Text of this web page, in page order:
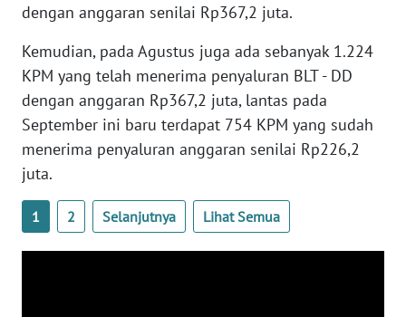
dengan anggaran senilai Rp367,2 juta.
Kemudian, pada Agustus juga ada sebanyak 1.224
KPM yang telah menerima penyaluran BLT - DD
dengan anggaran Rp367,2 juta, lantas pada
September ini baru terdapat 754 KPM yang sudah
menerima penyaluran anggaran senilai Rp226,2
juta.
1 2 Selanjutnya Lihat Semua
SUMBAR
WN
SUMSEL
BENGKULU
WN
LAMPUNG